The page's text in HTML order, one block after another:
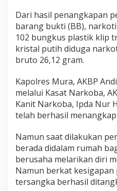
Dari hasil penangkapan
barang bukti (BB),
102 bungkus plastik klip
kristal putih diduga
bruto 26,12 gram.
Kapolres Mura, AKBP
melalui Kasat Narkoba,
Kanit Narkoba, Ipda Nur
telah berhasil
Namun saat dilakukan
berada didalam rumah
berusaha melarikan diri
Namun berkat
tersangka berhasil